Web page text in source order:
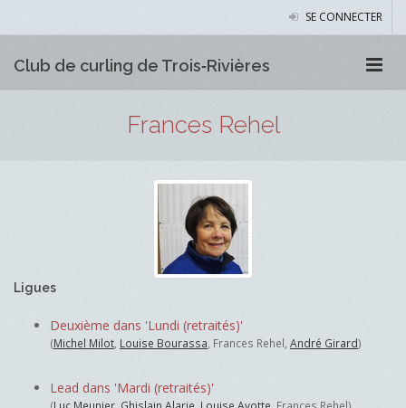
SE CONNECTER
Club de curling de Trois‑Rivières
Frances Rehel
Ligues
Deuxième dans 'Lundi (retraités)'
(Michel Milot Louise Bourassa , Frances Rehel, André Girard)
Lead dans 'Mardi (retraités)'